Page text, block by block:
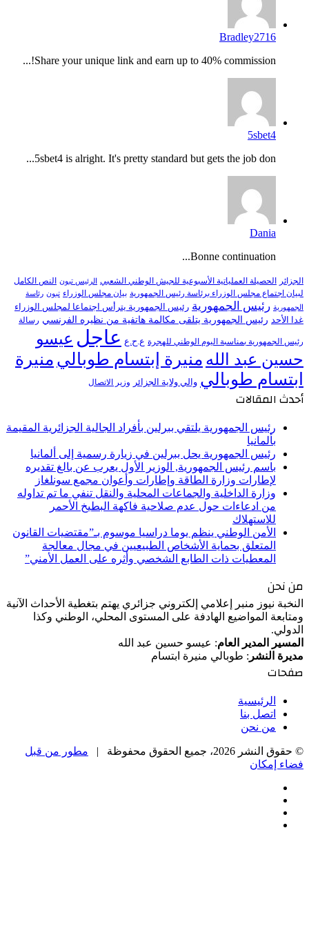
Bradley2716
Share your unique link and earn up to 40% commission!...
5sbet4
5sbet4 is alright. It's pretty standard but gets the job don...
Dania
Bonne continuation...
الجزائر الحصيلة العملياتية الأسبوعية للجيش الوطني الشعبي الرئيس تبون النص الكامل
لبيان اجتماع مجلس الوزراء برئاسة رئيس الجمهورية بيان مجلس الوزراء تبون رئاسة
الجمهورية رئيس الجمهورية رئيس الجمهورية يترأس اجتماعا لمجلس الوزراء
غدا الأحد رئيس الجمهورية يتلقى مكالمة هاتفية من نظيره الفرنسي رسالة
رئيس الجمهورية بمناسبة اليوم الوطني للهجرة ع.ح.ع عاجل عيسو
حسين عبد الله منيرة إبتسام طوبالي منيرة
ابتسام طوبالي والي ولاية الجزائر وزير الاتصال
أحدث المقالات
رئيس الجمهورية يلتقي ببرلين بأفراد الجالية الجزائرية المقيمة
بألمانيا
رئيس الجمهورية يحل ببرلين في زيارة رسمية إلى ألمانيا
باسم رئيس الجمهورية, الوزير الأول يعرب عن بالغ تقديره
لإطارات وزارة الطاقة وإطارات وأعوان مجمع سونلغاز
وزارة الداخلية والجماعات المحلية والنقل تنفي ما تم تداوله
من ادعاءات حول عدم صلاحية فاكهة البطيخ الأحمر
للاستهلاك
الأمن الوطني ينظم يوما دراسيا موسوم بـ”مقتضيات القانون
المتعلق بحماية الأشخاص الطبيعيين في مجال معالجة
المعطيات ذات الطابع الشخصي وأثره على العمل الأمني”
من نحن
النخبة نيوز منبر إعلامي إلكتروني جزائري يهتم بتغطية الأحداث الآنية
ومتابعة المواضيع الهادفة على المستوى المحلي، الوطني وكذا
الدولي.
المسير المدير العام: عيسو حسين عبد الله
مديرة النشر : طوبالي منيرة ابتسام
صفحات
الرئيسية
اتصل بنا
من نحن
© حقوق النشر 2026، جميع الحقوق محفوظة |
مطور من قبل
فضاء إمكان